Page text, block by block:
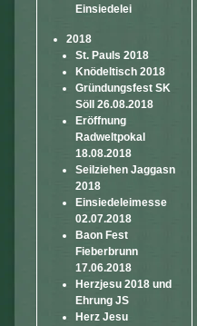
Einsiedelei
2018
St. Pauls 2018
Knödeltisch 2018
Gründungsfest SK
Söll 26.08.2018
Eröffnung
Radweltpokal
18.08.2018
Seilziehen Jaggasn
2018
Einsiedeleimesse
02.07.2018
Baon Fest
Fieberbrunn
17.06.2018
Herzjesu 2018 und
Ehrung JS
Herz Jesu